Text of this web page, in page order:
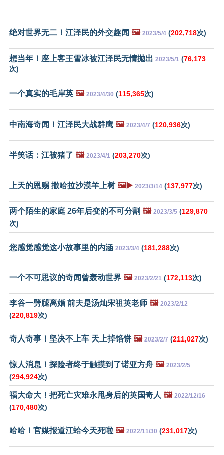
绝对世界无二！江泽民的外交趣闻 🖼️ 2023/5/4 (202,718次)
想当年！座上客王雪冰被江泽民无情抛出 2023/5/1 (76,173
次)
一个真实的毛岸英 🖼️ 2023/4/30 (115,365次)
中南海奇闻！江泽民大战群鹰 🖼️ 2023/4/7 (120,936次)
半笑话：江被猪了 🖼️ 2023/4/1 (203,270次)
上天的恩赐 撒哈拉沙漠羊上树 🖼️▶️ 2023/3/14 (137,977次)
两个陌生的家庭 26年后变的不可分割 🖼️ 2023/3/5 (129,870
次)
您感觉感觉这小故事里的内涵 2023/3/4 (181,288次)
一个不可思议的奇闻曾轰动世界 🖼️ 2023/2/21 (172,113次)
李谷一劈腿离婚 前夫是汤灿宋祖英老师 🖼️ 2023/2/12
(220,819次)
奇人奇事！坚决不上车 天上掉馅饼 🖼️ 2023/2/7 (211,027次)
惊人消息！探险者终于触摸到了诺亚方舟 🖼️ 2023/2/5
(294,924次)
福大命大！把死亡灾难永甩身后的英国奇人 🖼️ 2022/12/16
(170,480次)
哈哈！官媒报道江蛤今天死啦 🖼️ 2022/11/30 (231,017次)